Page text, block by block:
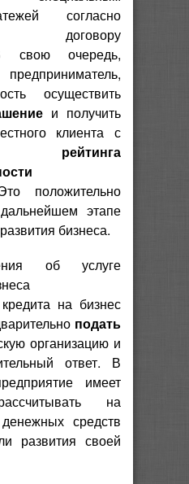
согласно
договору
свою очередь,
осуществить
и получить
клиента с
рейтинга
положительно
этапе
бизнеса.
об услуге
на бизнес
подать
организацию и
ответ. В
имеет
на
средств
развития своей